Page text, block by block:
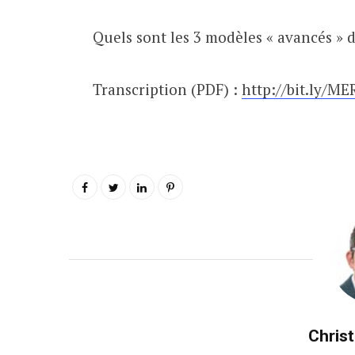
Quels sont les 3 modèles « avancés »
Transcription (PDF) : http://bit.ly/